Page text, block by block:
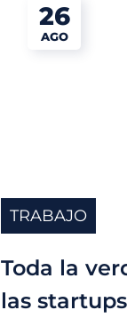
26
AGO
TRABAJO
Toda la
las startups